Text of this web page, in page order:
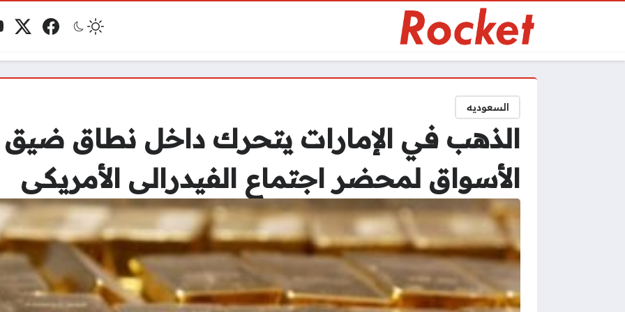
فيسبوك
السعوديه
الذهب في الإمارات يتحرك داخل نطاق ضيق
الأسواق لمحضر اجتماع الفيدرالى الأمريكى